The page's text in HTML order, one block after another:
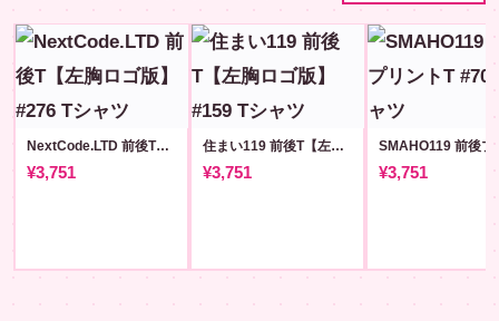
NextCode.LTD 前後T【左胸ロゴ版】#276
¥3,751
住まい119 前後T【左胸ロゴ版】#159
¥3,751 ¥3,751